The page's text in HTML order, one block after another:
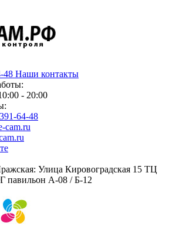
48 Наши контакты
- 20:00
64-48
cam.ru
Улица Кировоградская 15 ТЦ
павильон А-08 / Б-12